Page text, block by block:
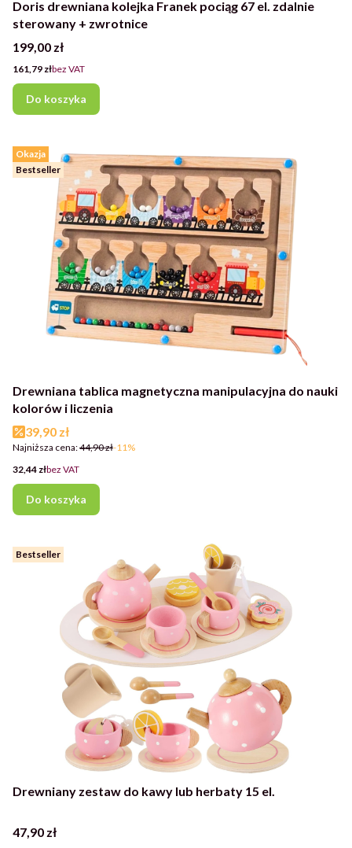
Doris drewniana kolejka Franek pociąg 67 el. zdalnie
sterowany + zwrotnice
Cena
199,00 zł
Cena
161,79 złbez VAT
Do koszyka
Okazja
Bestseller
Drewniana tablica magnetyczna manipulacyjna do nauki
kolorów i liczenia
Cena promocyjna
39,90 zł
Najniższa cena:44,90 zł-11%
Cena
32,44 złbez VAT
Do koszyka
Bestseller
Drewniany zestaw do kawy lub herbaty 15 el.
Cena
47,90 zł